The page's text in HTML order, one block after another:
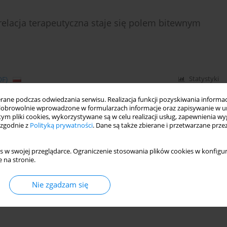
podczas odwiedzania serwisu. Realizacja funkcji pozyskiwania
wprowadzone w formularzach informacje oraz zapisywanie w
pliki cookies, wykorzystywane są w celu realizacji usług, zapewnienia
z Polityką prywatności. Dane są także zbierane i przetwarzane
w swojej przeglądarce. Ograniczenie stosowania plików cookies w
na stronie.
Nie zgadzam się
terapeutyczna staje się polem bitewnym
Statystyki
OSÓB O PSYCHOPATYCZNEJ STRUKTURZE